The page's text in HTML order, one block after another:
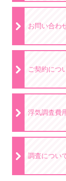
お問い合わ
ご契約につ
浮気調査費
調査につい